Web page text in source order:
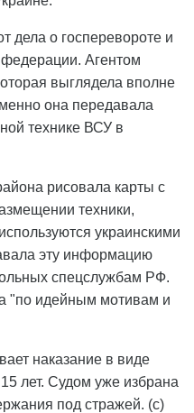
дела о госперевороте и
Агентом
выглядела вполне
она передавала
технике ВСУ в
рисовала карты с
техники,
украинскими
эту информацию
спецслужбам РФ.
"по идейным мотивам и
наказание в виде
лет. Судом уже избрана
под стражей. (с)